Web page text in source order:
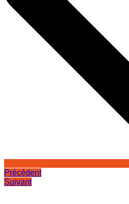
Précédent
Suivant